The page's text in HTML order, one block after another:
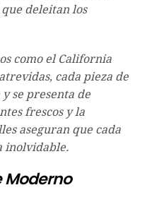
deleitan los
como el California
cada pieza de
se presenta de
frescos y la
aseguran que cada
inolvidable.
Moderno